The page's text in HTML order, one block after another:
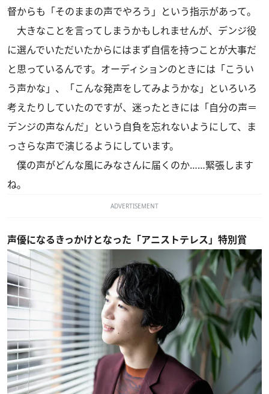
督からも「そのままの声でやろう」という指示があって。
大きなことを言ってしまうかもしれませんが、デンジ役
に選んでいただいたからにはまず自信を持つことが大事だ
と思っているんです。オーディションのときには「こうい
う声かな」、「こんな発声をしてみようかな」といろいろ
考えたりしていたのですが、迷ったときには「自分の声＝
デンジの声なんだ」という自負を忘れないようにして、ま
っさらな声で演じるようにしています。
僕の声がどんな風にみなさんに届くのか……緊張します
ね。
ADVERTISEMENT
声優になるきっかけとなった「アニストテレス」特別賞